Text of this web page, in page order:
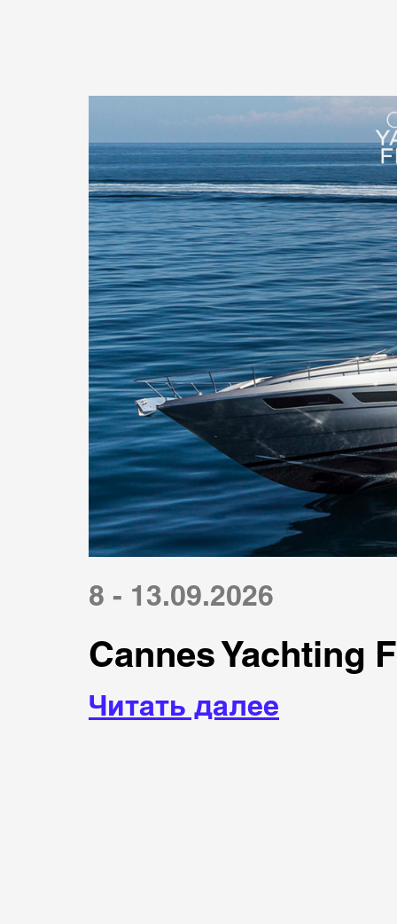
8 - 13.09.2026
Cannes Yachting
Читать далее